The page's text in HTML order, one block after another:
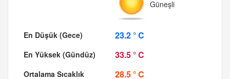
Güneşli
23.2 ° C
33.5 ° C
28.5 ° C